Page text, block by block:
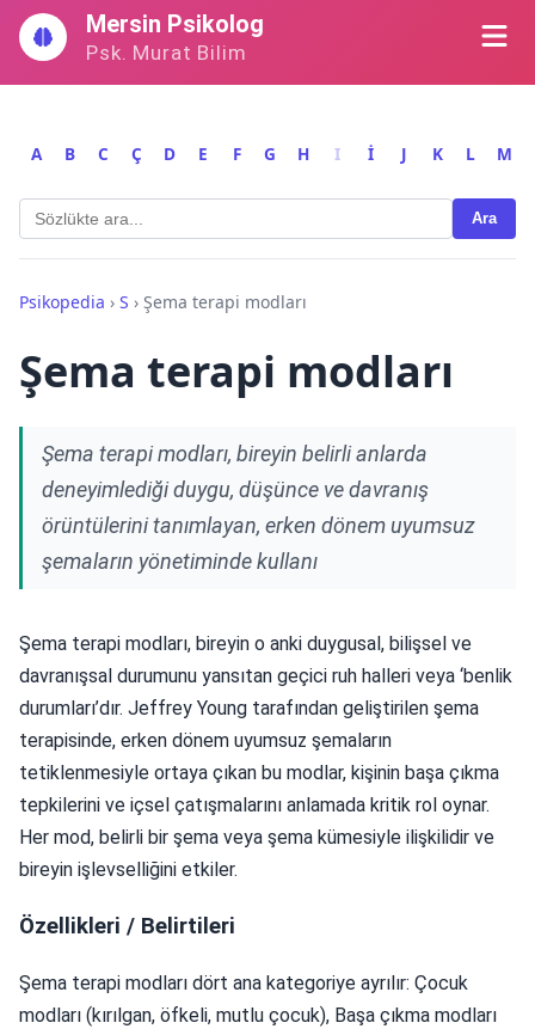
İçeriğe
geç
Mersin Psikolog
Psk. Murat Bilim
A B C Ç D E F G H I İ J K L M
Ara
Psikopedia › S › Şema terapi modları
Şema terapi modları
Şema terapi modları, bireyin belirli anlarda
deneyimlediği duygu, düşünce ve davranış
örüntülerini tanımlayan, erken dönem uyumsuz
şemaların yönetiminde kullanı
Şema terapi modları, bireyin o anki duygusal, bilişsel ve
davranışsal durumunu yansıtan geçici ruh halleri veya ‘benlik
durumları’dır. Jeffrey Young tarafından geliştirilen şema
terapisinde, erken dönem uyumsuz şemaların
tetiklenmesiyle ortaya çıkan bu modlar, kişinin başa çıkma
tepkilerini ve içsel çatışmalarını anlamada kritik rol oynar.
Her mod, belirli bir şema veya şema kümesiyle ilişkilidir ve
bireyin işlevselliğini etkiler.
Özellikleri / Belirtileri
Şema terapi modları dört ana kategoriye ayrılır: Çocuk
modları (kırılgan, öfkeli, mutlu çocuk), Başa çıkma modları